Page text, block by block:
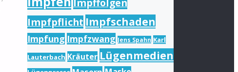
Impfpflicht Impfschaden
Impfung Impfzwang Jens Spahn Karl
Lauterbach Kräuter Lügenmedien